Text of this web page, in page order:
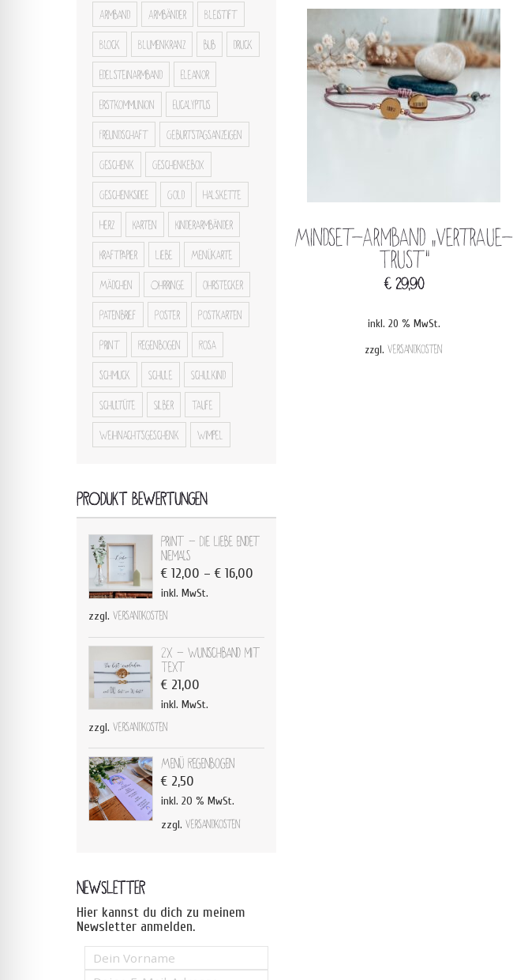
Mindset-Armband „Vertraue-
Trust“
€ 29,90
inkl. 20 % MwSt.
zzgl.Versandkosten
Armband Armbänder Bleistift
Block Blumenkranz bub druck
Edelsteinarmband Eleanor
Erstkommunion Eucalyptus
Freundschaft Geburtstagsanzeigen
Geschenk Geschenkebox
Geschenksidee Gold Halskette
Herz Karten Kinderarmbänder
Kraftpapier Liebe Menükarte
Mädchen Ohrringe ohrstecker
Patenbrief Poster Postkarten
Print Regenbogen Rosa
schmuck Schule Schulkind
Schultüte Silber Taufe
Weihnachtsgeschenk Wimpel
PRODUKT BEWERTUNGEN
Print - Die Liebe endet
niemals
€12,00 –€16,00
inkl. MwSt.
zzgl. Versandkosten
2x - Wunschband mit
Text
€21,00
inkl. MwSt.
zzgl. Versandkosten
Menü Regenbogen
€2,50
inkl. 20 % MwSt.
zzgl. Versandkosten
NEWSLETTER
Hier kannst du dich zu meinem
Newsletter anmelden.